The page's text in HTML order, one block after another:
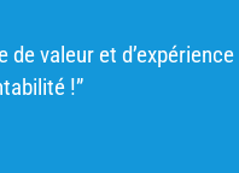
valeur et d’expérience
!”